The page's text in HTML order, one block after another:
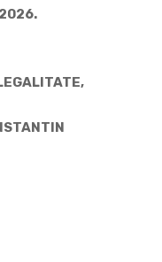
CONSTANTIN